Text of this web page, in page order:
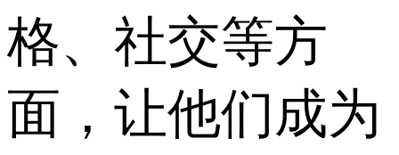
格、社交等方
面，让他们成为